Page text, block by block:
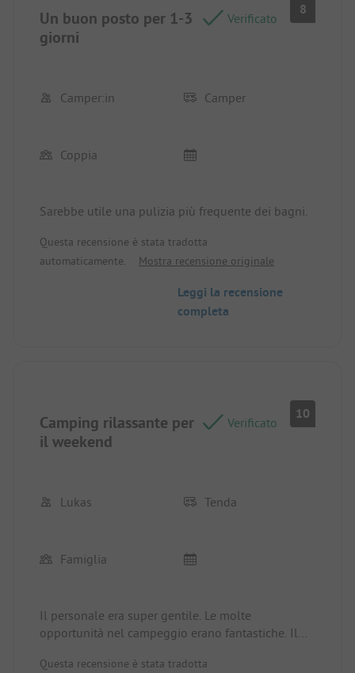
Un buon posto per 1-3
giorni
Verificato
8
Camper:in Camper
Coppia
Sarebbe utile una pulizia più frequente dei bagni.
Questa recensione è stata tradotta
automaticamente.
Mostra recensione originale
Leggi la recensione
completa
Camping rilassante per
il weekend
Verificato
10
Lukas Tenda
Famiglia
Il personale era super gentile. Le molte
opportunità nel campeggio erano fantastiche. Il
percorsi brevi e facilmente gestibili (ottimo per i
Questa recensione è stata tradotta